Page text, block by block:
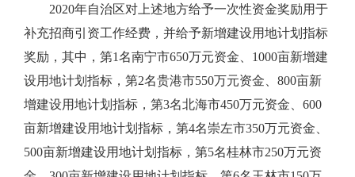
2020年自治区对上述地方给予一次性资金奖励用于
补充招商引资工作经费，并给予新增建设用地计划指标
奖励，其中，第1名南宁市650万元资金、1000亩新增建
设用地计划指标，第2名贵港市550万元资金、800亩新
增建设用地计划指标，第3名北海市450万元资金、600
亩新增建设用地计划指标，第4名崇左市350万元资金、
500亩新增建设用地计划指标，第5名桂林市250万元资